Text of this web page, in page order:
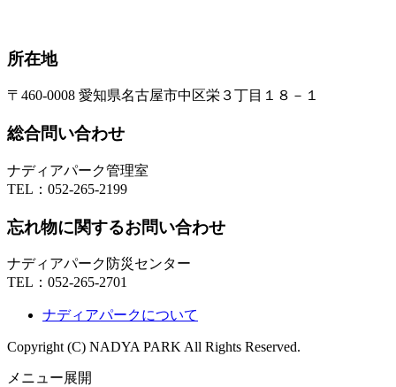
所在地
〒460-0008 愛知県名古屋市中区栄３丁目１８－１
総合問い合わせ
ナディアパーク管理室
TEL： 052-265-2199
忘れ物に関するお問い合わせ
ナディアパーク防災センター
TEL： 052-265-2701
ナディアパークについて
Copyright (C) NADYA PARK All Rights Reserved.
メニュー展開